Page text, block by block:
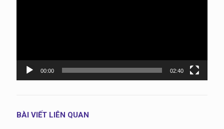
00:00 02:40
BÀI VIẾT LIÊN QUAN